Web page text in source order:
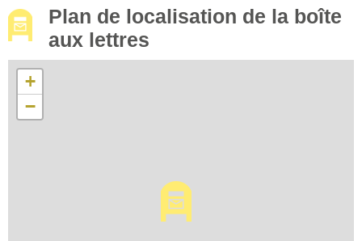
Plan de localisation de la boîte
aux lettres
+
−